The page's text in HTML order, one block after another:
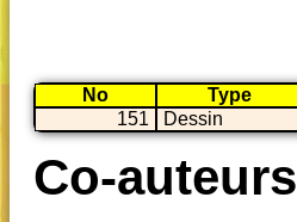
No Type
151
Dessin
Co-auteurs